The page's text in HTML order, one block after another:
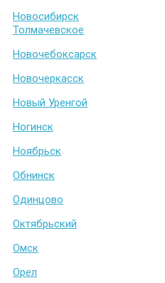
Новосибирск
Толмачевское
Новочебоксарск
Новочеркасск
Новый Уренгой
Ногинск
Ноябрьск
Обнинск
Одинцово
Октябрьский
Омск
Орел